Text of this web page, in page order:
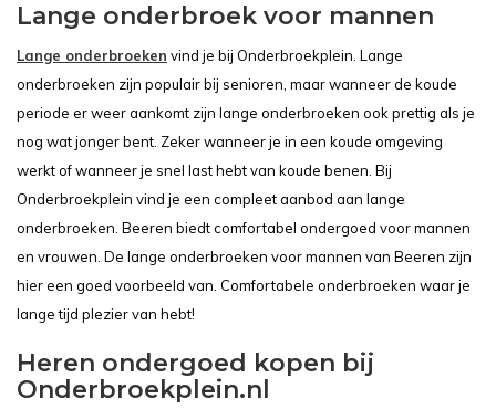
Lange onderbroek voor mannen
Lange onderbroeken vind je bij Onderbroekplein. Lange
onderbroeken zijn populair bij senioren, maar wanneer de koude
periode er weer aankomt zijn lange onderbroeken ook prettig als je
nog wat jonger bent. Zeker wanneer je in een koude omgeving
werkt of wanneer je snel last hebt van koude benen. Bij
Onderbroekplein vind je een compleet aanbod aan lange
onderbroeken. Beeren biedt comfortabel ondergoed voor mannen
en vrouwen. De lange onderbroeken voor mannen van Beeren zijn
hier een goed voorbeeld van. Comfortabele onderbroeken waar je
lange tijd plezier van hebt!
Heren ondergoed kopen bij
Onderbroekplein.nl